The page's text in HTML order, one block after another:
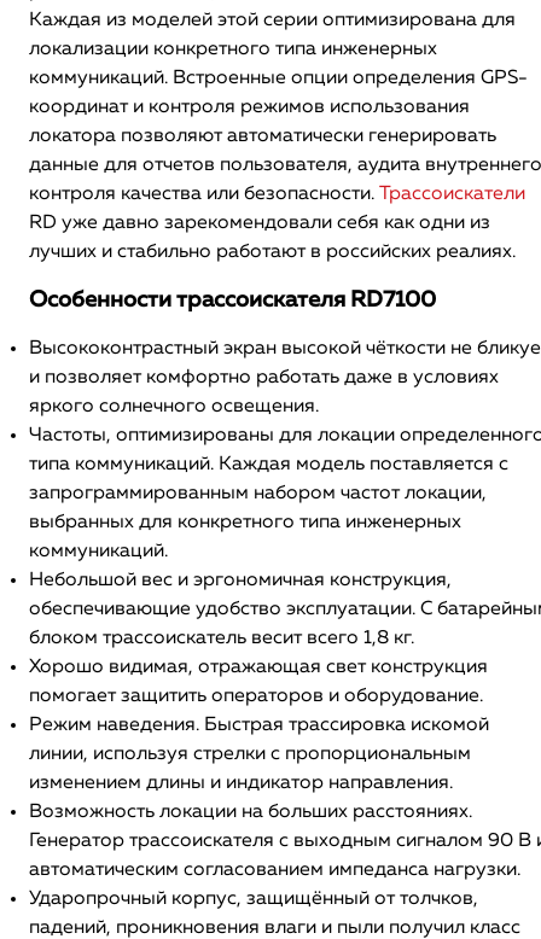
Каждая из моделей этой серии оптимизирована для
локализации конкретного типа инженерных
коммуникаций. Встроенные опции определения GPS-
координат и контроля режимов использования
локатора позволяют автоматически генерировать
данные для отчетов пользователя, аудита внутреннего
контроля качества или безопасности.
Трассоискатели
RD уже давно зарекомендовали себя как одни из
лучших и стабильно работают в российских реалиях.
Особенности трассоискателя RD7100
Высококонтрастный экран высокой чёткости не
и позволяет комфортно работать даже в условиях
яркого солнечного освещения.
Частоты, оптимизированы для локации
типа коммуникаций. Каждая модель поставляется с
запрограммированным набором частот локации,
выбранных для конкретного типа инженерных
коммуникаций.
Небольшой вес и эргономичная конструкция,
обеспечивающие удобство эксплуатации. С
блоком трассоискатель весит всего 1,8 кг.
Хорошо видимая, отражающая свет конструкция
помогает защитить операторов и оборудование.
Режим наведения. Быстрая трассировка искомой
линии, используя стрелки с пропорциональным
изменением длины и индикатор направления.
Возможность локации на больших расстояниях.
Генератор трассоискателя с выходным сигналом 90 В
автоматическим согласованием импеданса нагрузки.
Ударопрочный корпус, защищённый от толчков,
падений, проникновения влаги и пыли получил класс